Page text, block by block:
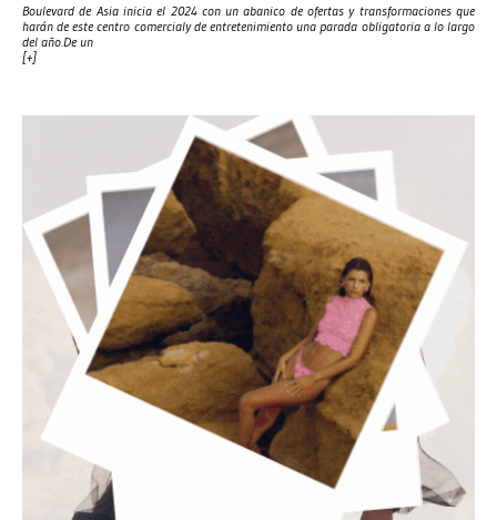
Boulevard de Asia inicia el 2024 con un abanico de ofertas y transformaciones que
harán de este centro comercialy de entretenimiento una parada obligatoria a lo largo
del año.De un
[+]